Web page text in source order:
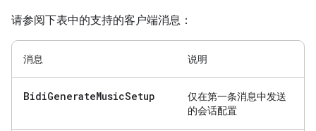
请参阅下表中的支持的客户端消息：
消息 说明
BidiGenerateMusicSetup
仅在第一条消息中发送
的会话配置